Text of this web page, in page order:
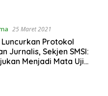
25 Maret 2021
Luncurkan Protokol
Sekjen SMSI:
Menjadi Mata Uji